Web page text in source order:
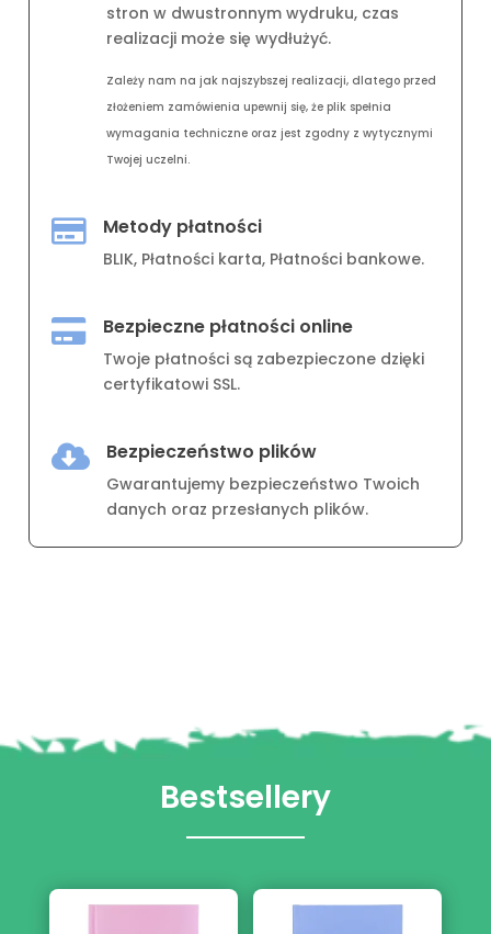
stron w dwustronnym wydruku, czas
realizacji może się wydłużyć.
Zależy nam na jak najszybszej realizacji, dlatego przed
złożeniem zamówienia upewnij się, że plik spełnia
wymagania techniczne oraz jest zgodny z wytycznymi
Twojej uczelni.
 Metody płatności
BLIK, Płatności karta, Płatności bankowe.
 Bezpieczne płatności online
Twoje płatności są zabezpieczone dzięki
certyfikatowi SSL.
 Bezpieczeństwo plików
Gwarantujemy bezpieczeństwo Twoich
danych oraz przesłanych plików.
Bestsellery